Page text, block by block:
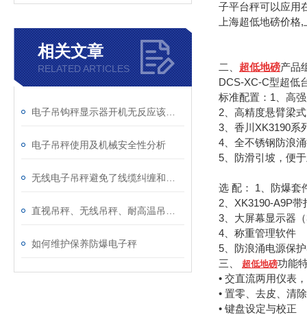
相关文章
RELATED ARTICLES
电子吊秤使用及机械安全性分析
如何维护保养防爆电子秤
子平台秤可以应用
上海超低地磅价
二、 超低地磅产品
DCS-XC-C型超低
标准配置： 1 、高
2 、高精度悬臂梁
3 、香川 XK3190系
4 、全不锈钢防浪
5 、防滑引坡，便
选 配： 1 、防爆套
2
XK3190-A9P带
3 、大屏幕显示器（
4 、称重管理软件
5 、防浪涌电源保
三、
超低地磅功能
• 交直流两用仪表
• 置零、去皮、清
• 键盘设定与校正